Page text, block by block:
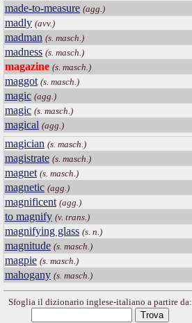
made-to-measure (agg.)
madly (avv.)
madman (s. masch.)
madness (s. masch.)
magazine (s. masch.)
maggot (s. masch.)
magic (agg.)
magic (s. masch.)
magical (agg.)
magician (s. masch.)
magistrate (s. masch.)
magnet (s. masch.)
magnetic (agg.)
magnificent (agg.)
to magnify (v. trans.)
magnifying glass (s. n.)
magnitude (s. masch.)
magpie (s. masch.)
mahogany (s. masch.)
Sfoglia il dizionario inglese-italiano a partire da: